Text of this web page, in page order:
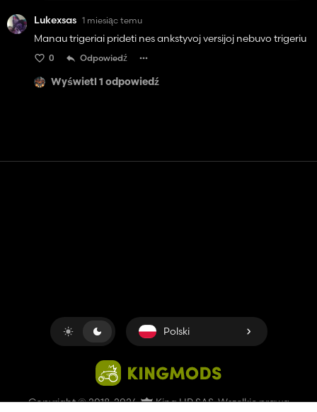
Lukexsas 1 miesiąc temu
Manau trigeriai prideti nes ankstyvoj versijoj nebuvo trigeriu
0 Odpowiedź
Wyświetl 1 odpowiedź
Copyright © 2018-2026 King UP SAS. Wszelkie prawa
Polski